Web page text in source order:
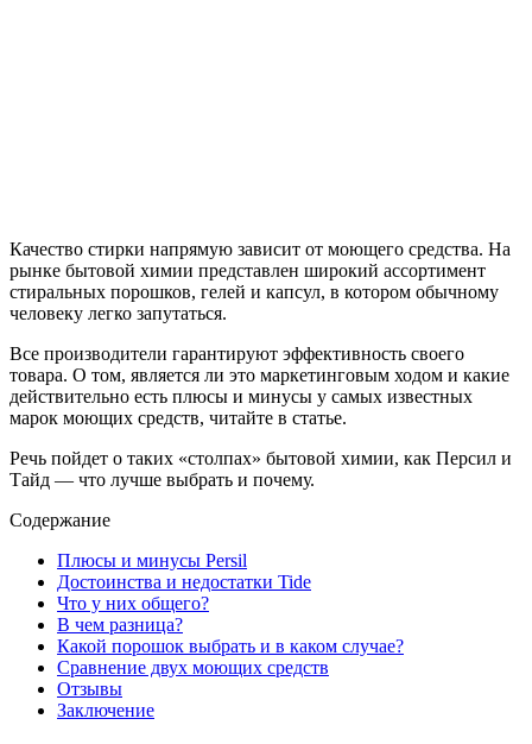
Качество стирки напрямую зависит от моющего средства. На
рынке бытовой химии представлен широкий ассортимент
стиральных порошков, гелей и капсул, в котором обычному
человеку легко запутаться.
Все производители гарантируют эффективность своего
товара. О том, является ли это маркетинговым ходом и какие
действительно есть плюсы и минусы у самых известных
марок моющих средств, читайте в статье.
Речь пойдет о таких «столпах» бытовой химии, как Персил и
Тайд — что лучше выбрать и почему.
Содержание
Плюсы и минусы Persil
Достоинства и недостатки Tide
Что у них общего?
В чем разница?
Какой порошок выбрать и в каком случае?
Сравнение двух моющих средств
Отзывы
Заключение